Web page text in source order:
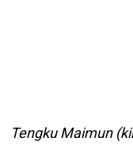
Tengku Maimun